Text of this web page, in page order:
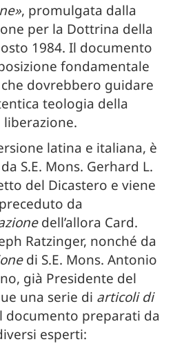
, promulgata dalla
per la Dottrina della
1984. Il documento
fondamentale
dovrebbero guidare
teologia della
liberazione.
latina e italiana, è
S.E. Mons. Gerhard L.
del Dicastero e viene
preceduto da
dell’allora Card.
Ratzinger, nonché da
di S.E. Mons. Antonio
già Presidente del
una serie di articoli di
documento preparati da
esperti: